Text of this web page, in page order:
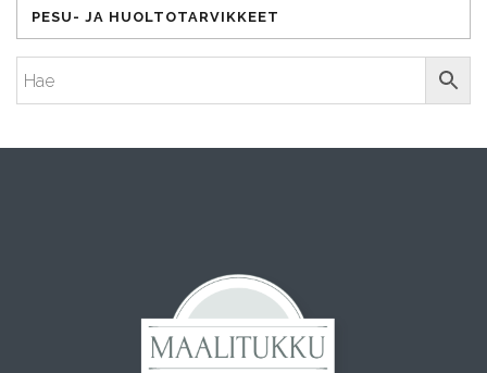
PESU- JA HUOLTOTARVIKKEET